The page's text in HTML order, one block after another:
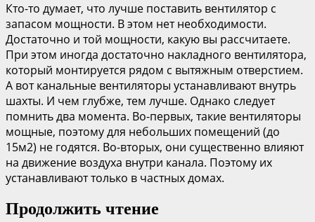
Кто-то думает, что лучше поставить вентилятор с
запасом мощности. В этом нет необходимости.
Достаточно и той мощности, какую вы рассчитаете.
При этом иногда достаточно накладного вентилятора,
который монтируется рядом с вытяжным отверстием.
А вот канальные вентиляторы устанавливают внутрь
шахты. И чем глубже, тем лучше. Однако следует
помнить два момента. Во-первых, такие вентиляторы
мощные, поэтому для небольших помещений (до
15м2) не годятся. Во-вторых, они существенно влияют
на движение воздуха внутри канала. Поэтому их
устанавливают только в частных домах.
Продолжить чтение